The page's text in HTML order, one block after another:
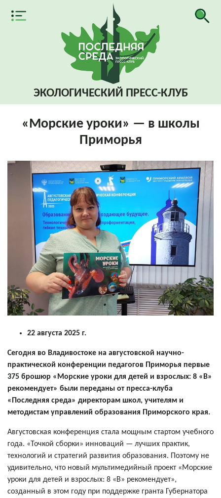
ЭКОЛОГИЧЕСКИЙ ПРЕСС-КЛУБ
«Морские уроки» — в школы
Приморья
22 августа 2025 г.
Сегодня во Владивостоке на августовской научно-
практической конференции педагогов Приморья первые
375 брошюр «Морские уроки для детей и взрослых: 8 «В»
рекомендует» были переданы от пресса-клуба
«Последняя среда» директорам школ, учителям и
методистам управлений образования Приморского края.
Августовская конференция стала мощным стартом учебного
года. «Точкой сборки» инноваций — лучших практик,
технологий и стратегий развития образования. Поэтому не
удивительно, что новый мультимедийный проект «Морские
уроки для детей и взрослых: 8 «В» рекомендует»,
созданный в этом году при поддержке гранта Губернатора